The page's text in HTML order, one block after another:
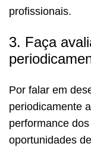
profissionais.
3. Faça
Por falar em
periodicamente
performance
oportunidades